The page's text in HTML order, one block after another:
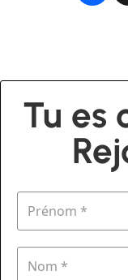
Tu es